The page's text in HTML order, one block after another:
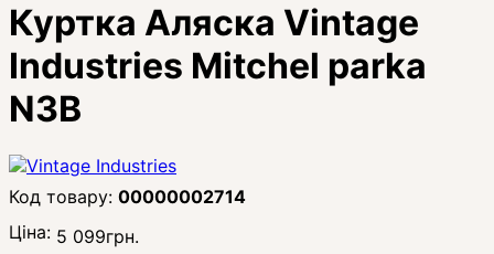
Куртка Аляска Vintage
Industries Mitchel parka
N3B
00000002714
Ціна: 5 099грн.